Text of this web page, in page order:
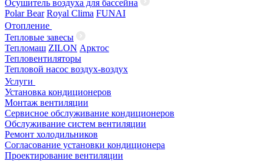
Осушитель воздуха для бассейна
Polar Bear Royal Clima FUNAI
Отопление
Тепловые завесы
Тепломаш ZILON Арктос
Тепловентиляторы
Тепловой насос воздух-воздух
Услуги
Установка кондиционеров
Монтаж вентиляции
Сервисное обслуживание кондиционеров
Обслуживание систем вентиляции
Ремонт холодильников
Согласование установки кондиционера
Проектирование вентиляции